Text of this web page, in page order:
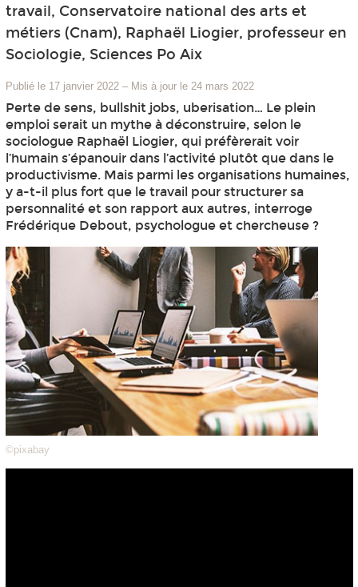
travail, Conservatoire national des arts et
métiers (Cnam), Raphaël Liogier, professeur en
Sociologie, Sciences Po Aix
Publié le 17 janvier 2022 – Mis à jour le 24 mars 2022
Perte de sens, bullshit jobs, uberisation… Le plein
emploi serait un mythe à déconstruire, selon le
sociologue Raphaël Liogier, qui préfèrerait voir
l’humain s’épanouir dans l’activité plutôt que dans le
productivisme. Mais parmi les organisations humaines,
y a-t-il plus fort que le travail pour structurer sa
personnalité et son rapport aux autres, interroge
Frédérique Debout, psychologue et chercheuse ?
©pixabay